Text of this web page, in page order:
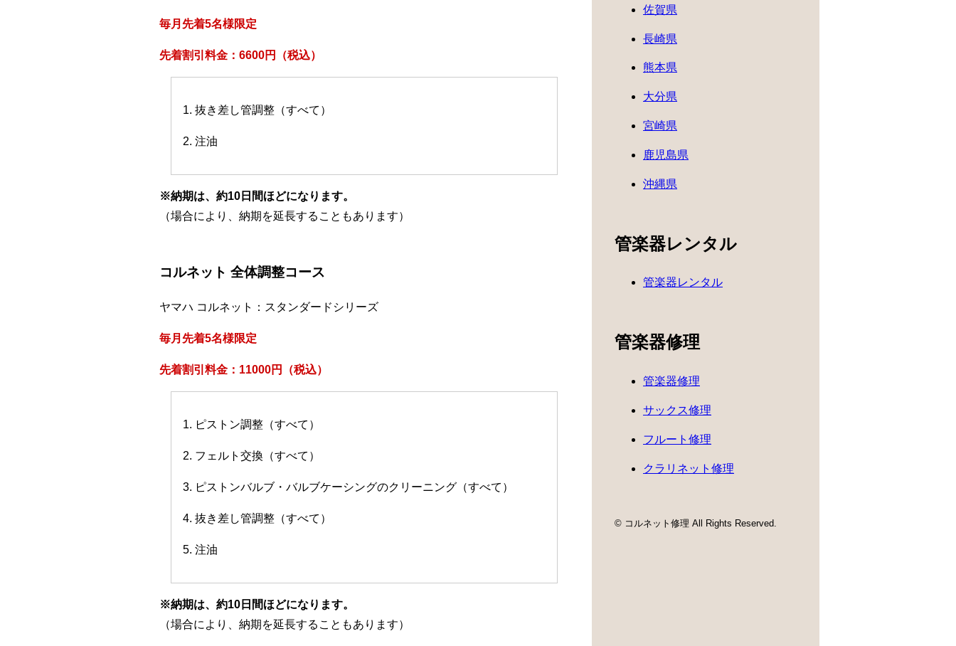
毎月先着5名様限定
先着割引料金：6600円（税込）
1. 抜き差し管調整（すべて）
2. 注油
※納期は、約10日間ほどになります。
（場合により、納期を延長することもあります）
コルネット 全体調整コース
ヤマハ コルネット：スタンダードシリーズ
毎月先着5名様限定
先着割引料金：11000円（税込）
1. ピストン調整（すべて）
2. フェルト交換（すべて）
3. ピストンバルブ・バルブケーシングのクリーニング（すべて）
4. 抜き差し管調整（すべて）
5. 注油
※納期は、約10日間ほどになります。
（場合により、納期を延長することもあります）
佐賀県
長崎県
熊本県
大分県
宮崎県
鹿児島県
沖縄県
管楽器レンタル
管楽器レンタル
管楽器修理
管楽器修理
サックス修理
フルート修理
クラリネット修理
© コルネット修理 All Rights Reserved.